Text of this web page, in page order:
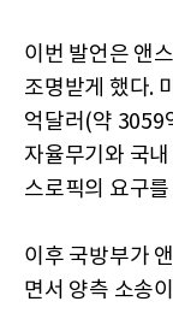
이번 발언은 앤
조명받게 했다.
억달러(약 3059
자율무기와 국
스로픽의 요구
이후 국방부가
면서 양측 소송